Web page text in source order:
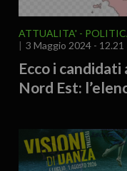
ATTUALITA'
3 Maggio 2024 - 12.21
Ecco i
Nord Est: